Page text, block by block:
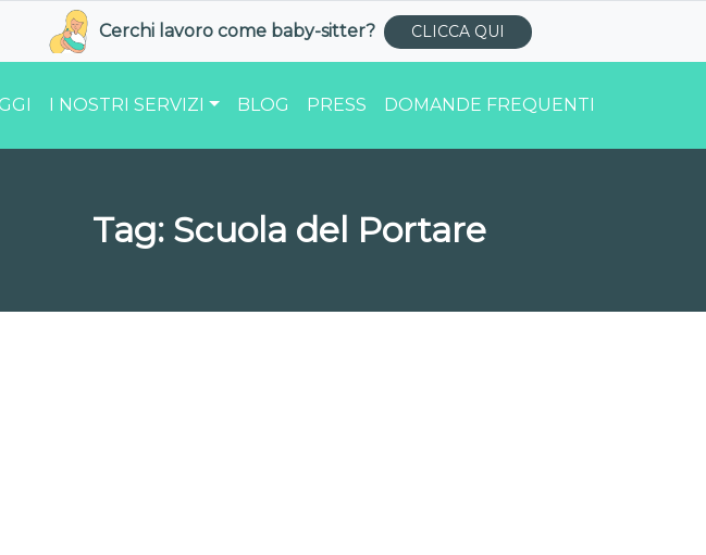
Cerchi lavoro come baby-sitter? CLICCA QUI
I NOSTRI SERVIZI BLOG PRESS DOMANDE FREQUENTI
Tag: Scuola del Portare